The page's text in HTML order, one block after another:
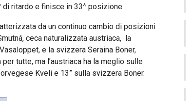
ritardo e finisce in 33^ posizione.
da un continuo cambio di posizioni
ceca naturalizzata austriaca, la
e la svizzera Seraina Boner,
tutte, ma l’austriaca ha la meglio sulle
Kveli e 13” sulla svizzera Boner.